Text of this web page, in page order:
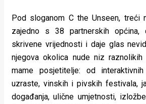
Pod sloganom C the Unseen, treći
zajedno s 38 partnerskih
skrivene vrijednosti i daje glas
njegova okolica nude niz raznolikih
mame posjetitelje: od
uzraste, vinskih i pivskih festivala,
događanja, ulične umjetnosti,